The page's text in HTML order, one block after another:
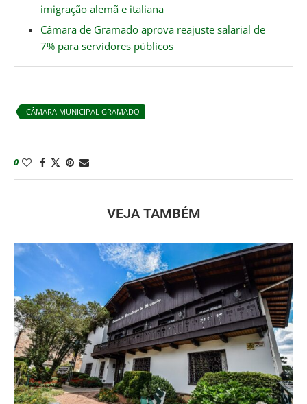
imigração alemã e italiana
Câmara de Gramado aprova reajuste salarial de
7% para servidores públicos
CÂMARA MUNICIPAL GRAMADO
0
VEJA TAMBÉM